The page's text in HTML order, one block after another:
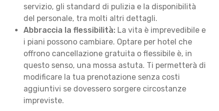
servizio, gli standard di pulizia e la disponibilità
del personale, tra molti altri dettagli.
Abbraccia la flessibilità: La vita è imprevedibile e
i piani possono cambiare. Optare per hotel che
offrono cancellazione gratuita o flessibile è, in
questo senso, una mossa astuta. Ti permetterà di
modificare la tua prenotazione senza costi
aggiuntivi se dovessero sorgere circostanze
impreviste.